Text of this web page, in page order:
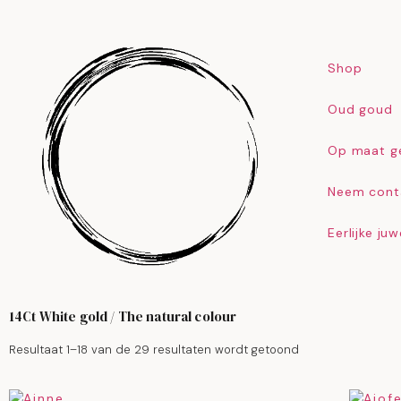
Shop
Oud goud
Op maat
Neem
Eerlijke
14Ct White gold / The natural colour
Resultaat 1–18 van de 29 resultaten wordt getoond